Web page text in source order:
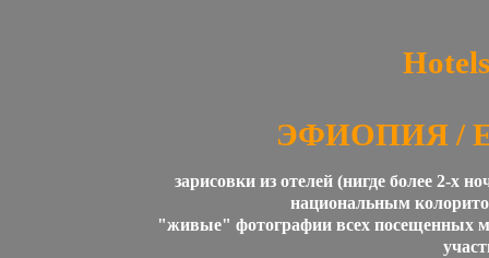
ЭФИОПИЯ /
зарисовки из отелей (нигде более 2-х
национальным
"живые" фотографии всех посещенных